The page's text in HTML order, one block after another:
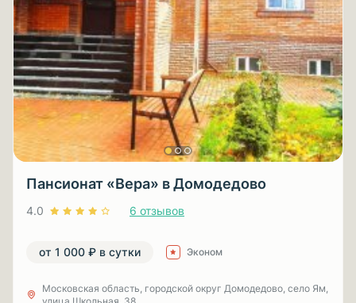
Пансионат «Вера» в Домодедово
4.0 6 отзывов
от 1 000 ₽ в сутки Эконом
Московская область, городской округ Домодедово, село Ям,